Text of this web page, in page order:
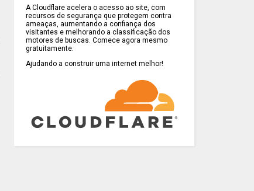
A Cloudflare acelera o acesso ao site, com
recursos de segurança que protegem contra
ameaças, aumentando a confiança dos
visitantes e melhorando a classificação dos
motores de buscas. Comece agora mesmo
gratuitamente.
Ajudando a construir uma internet melhor!